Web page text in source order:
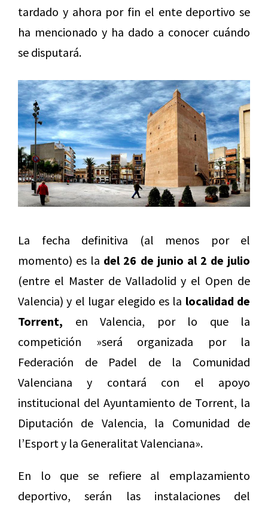
tardado y ahora por fin el ente deportivo se
ha mencionado y ha dado a conocer cuándo
se disputará.
La fecha definitiva (al menos por el
momento) es la del 26 de junio al 2 de julio
(entre el Master de Valladolid y el Open de
Valencia) y el lugar elegido es la localidad de
Torrent, en Valencia, por lo que la
competición »será organizada por la
Federación de Padel de la Comunidad
Valenciana y contará con el apoyo
institucional del Ayuntamiento de Torrent, la
Diputación de Valencia, la Comunidad de
l’Esport y la Generalitat Valenciana».
En lo que se refiere al emplazamiento
deportivo, serán las instalaciones del